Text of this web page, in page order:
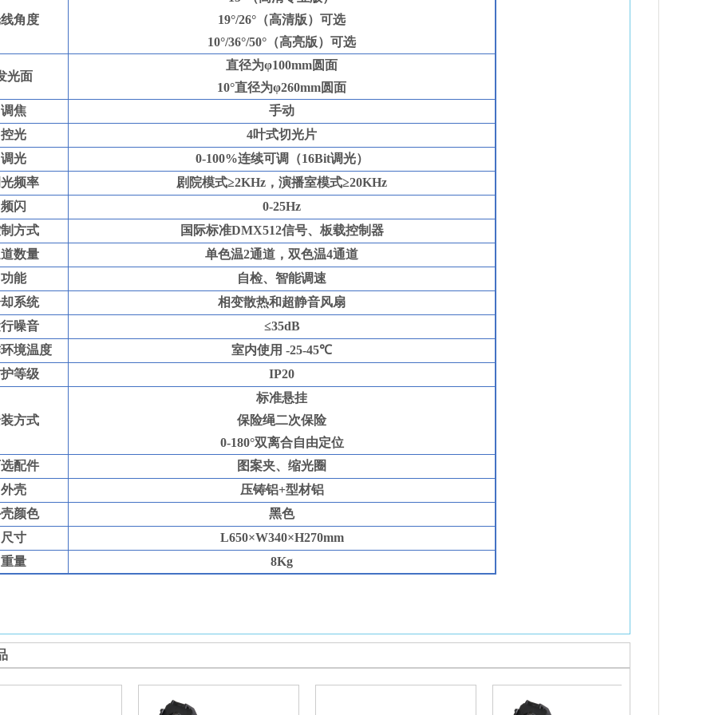
角度
19°/26°（高清版）可选
10°/36°/50°（高亮版）可选
光面
直径为φ100mm圆面
10°直径为φ260mm圆面
调焦
手动
控光
4叶式切光片
调光
0-100%连续可调（16Bit调光）
频率
剧院模式≥2KHz ，演播室模式≥20KHz
频闪
0-25Hz
方式
国际标准DMX512信号、板载控制器
数量
单色温2通道，双色温4通道
功能
自检、智能调速
系统
相变散热和超静音风扇
噪音
≤35dB
境温度
室内使用 -25-45℃
等级
IP20
方式
标准悬挂
保险绳二次保险
0-180°双离合自由定位
配件
图案夹、缩光圈
外壳
压铸铝+型材铝
颜色
黑色
尺寸
L650×W340×H270mm
重量
8Kg